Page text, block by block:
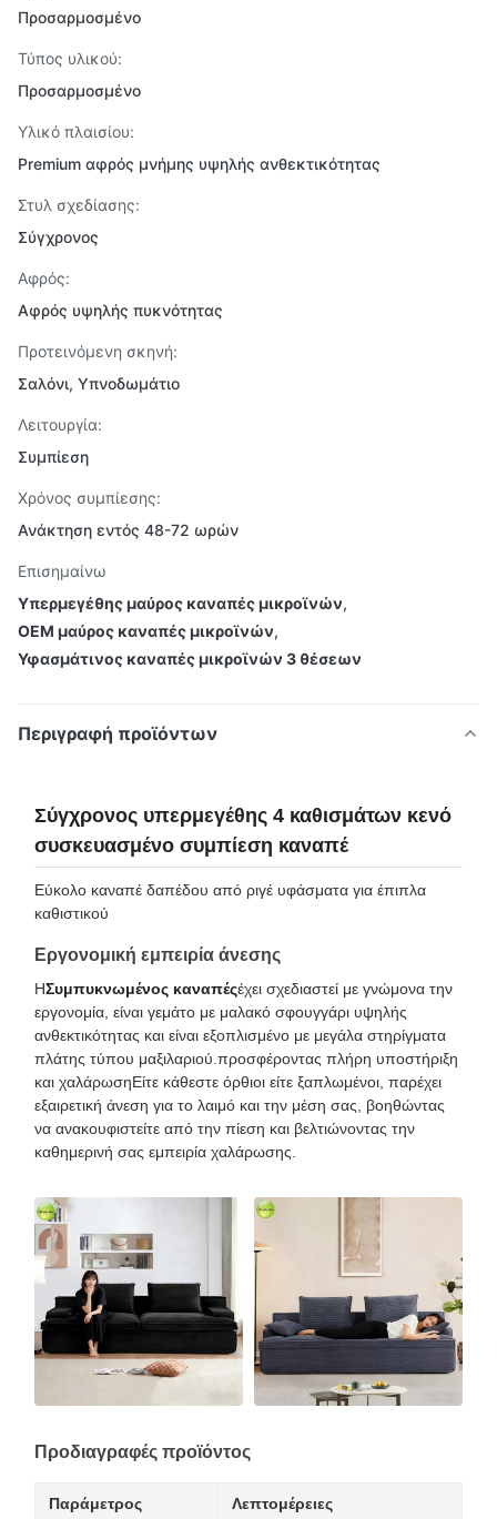
Προσαρμοσμένο
Τύπος υλικού:
Προσαρμοσμένο
Υλικό πλαισίου:
Premium αφρός μνήμης υψηλής ανθεκτικότητας
Στυλ σχεδίασης:
Σύγχρονος
Αφρός:
Αφρός υψηλής πυκνότητας
Προτεινόμενη σκηνή:
Σαλόνι, Υπνοδωμάτιο
Λειτουργία:
Συμπίεση
Χρόνος συμπίεσης:
Ανάκτηση εντός 48-72 ωρών
Επισημαίνω
Υπερμεγέθης μαύρος καναπές μικροϊνών,
OEM μαύρος καναπές μικροϊνών,
Υφασμάτινος καναπές μικροϊνών 3 θέσεων
Περιγραφή προϊόντων
Σύγχρονος υπερμεγέθης 4 καθισμάτων κενό
συσκευασμένο συμπίεση καναπέ
Εύκολο καναπέ δαπέδου από ριγέ υφάσματα για έπιπλα
καθιστικού
Εργονομική εμπειρία άνεσης
ΗΣυμπυκνωμένος καναπέςέχει σχεδιαστεί με γνώμονα την
εργονομία, είναι γεμάτο με μαλακό σφουγγάρι υψηλής
ανθεκτικότητας και είναι εξοπλισμένο με μεγάλα στηρίγματα
πλάτης τύπου μαξιλαριού.προσφέροντας πλήρη υποστήριξη
και χαλάρωσηΕίτε κάθεστε όρθιοι είτε ξαπλωμένοι, παρέχει
εξαιρετική άνεση για το λαιμό και την μέση σας, βοηθώντας
να ανακουφιστείτε από την πίεση και βελτιώνοντας την
καθημερινή σας εμπειρία χαλάρωσης.
Προδιαγραφές προϊόντος
Παράμετρος Λεπτομέρειες